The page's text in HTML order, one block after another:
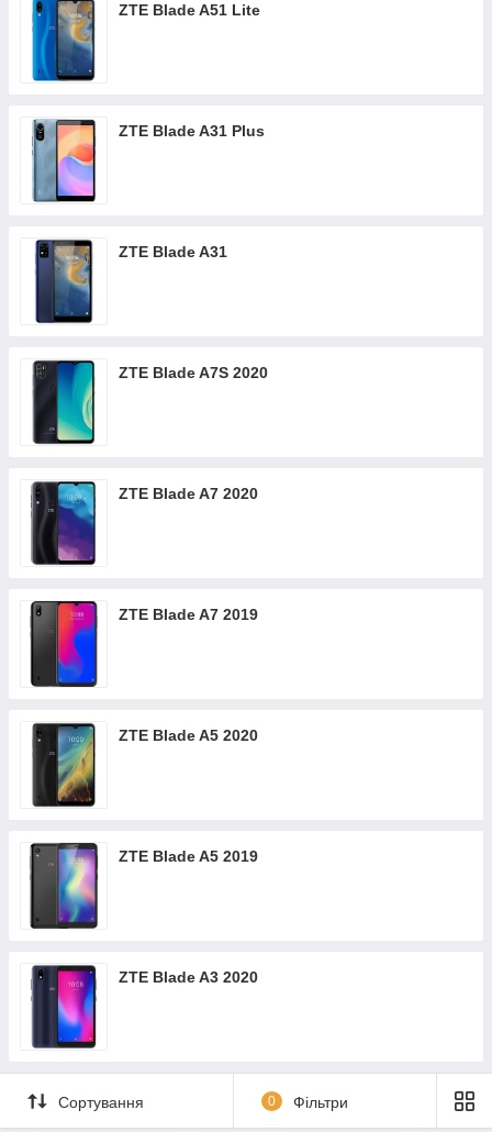
ZTE Blade A51 Lite
ZTE Blade A31 Plus
ZTE Blade A31
ZTE Blade A7S 2020
ZTE Blade A7 2020
ZTE Blade A7 2019
ZTE Blade A5 2020
ZTE Blade A5 2019
ZTE Blade A3 2020
Сортування 0 Фільтри